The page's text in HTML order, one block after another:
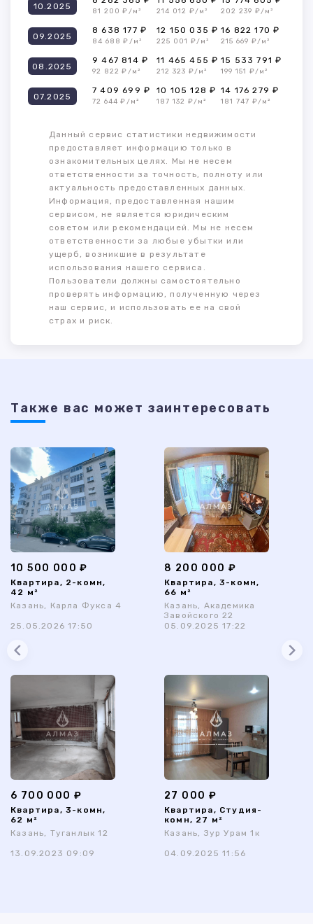
10.2025
81 200 ₽/м² 214 012 ₽/м² 202 239 ₽/м²
09.2025
8 638 177 ₽
84 688 ₽/м²
12 150 035 ₽
225 001 ₽/м²
16 822 170 ₽
215 669 ₽/м²
08.2025
9 467 814 ₽
92 822 ₽/м²
11 465 455 ₽
212 323 ₽/м²
15 533 791 ₽
199 151 ₽/м²
07.2025
7 409 699 ₽
72 644 ₽/м²
10 105 128 ₽
187 132 ₽/м²
14 176 279 ₽
181 747 ₽/м²
Данный сервис статистики недвижимости
предоставляет информацию только в
ознакомительных целях. Мы не несем
ответственности за точность, полноту или
актуальность предоставленных данных.
Информация, предоставленная нашим
сервисом, не является юридическим
советом или рекомендацией. Мы не несем
ответственности за любые убытки или
ущерб, возникшие в результате
использования нашего сервиса.
Пользователи должны самостоятельно
проверять информацию, полученную через
наш сервис, и использовать ее на свой
страх и риск.
Также ваc может заинтересовать
10 500 000 ₽
Квартира, 2-комн,
42 м²
Казань, Карла Фукса 4
25.05.2026 17:50
8 200 000 ₽
Квартира, 3-комн,
66 м²
Казань, Академика
Завойского 22
05.09.2025 17:22
6 700 000 ₽
Квартира, 3-комн,
62 м²
Казань, Туганлык 12
13.09.2023 09:09
27 000 ₽
Квартира, Студия-
комн, 27 м²
Казань, Зур Урам 1к
04.09.2025 11:56